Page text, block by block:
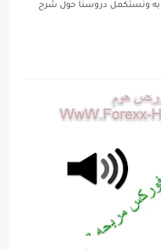
به ونستكمل دروسنا حول شرح